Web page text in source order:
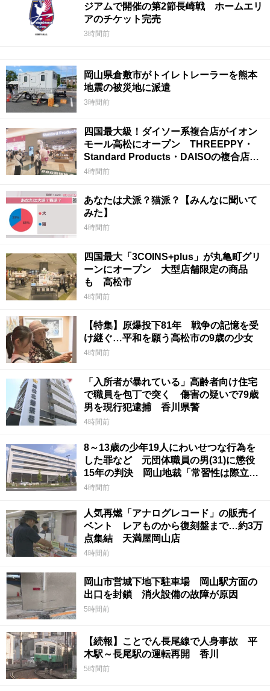
ジアムで開催の第2節長崎戦 ホームエリ
アのチケット完売
3時間前
岡山県倉敷市がトイレトレーラーを熊本
地震の被災地に派遣
3時間前
四国最大級！ダイソー系複合店がイオン
モール高松にオープン THREEPPY・
Standard Products・DAISOの複合店は
香川県初
4時間前
あなたは犬派？猫派？【みんなに聞いて
みた】
4時間前
四国最大「3COINS+plus」が丸亀町グリ
ーンにオープン 大型店舗限定の商品
も 高松市
4時間前
【特集】原爆投下81年 戦争の記憶を受
け継ぐ…平和を願う高松市の9歳の少女
4時間前
「入所者が暴れている」高齢者向け住宅
で職員を包丁で突く 傷害の疑いで79歳
男を現行犯逮捕 香川県警
4時間前
8～13歳の少年19人にわいせつな行為を
した罪など 元団体職員の男(31)に懲役
15年の判決 岡山地裁「常習性は際立っ
ていて被害結果も非常に重い」
4時間前
人気再燃「アナログレコード」の販売イ
ベント レアものから復刻盤まで…約3万
点集結 天満屋岡山店
4時間前
岡山市営城下地下駐車場 岡山駅方面の
出口を封鎖 消火設備の故障が原因
5時間前
【続報】ことでん長尾線で人身事故 平
木駅～長尾駅の運転再開 香川
5時間前